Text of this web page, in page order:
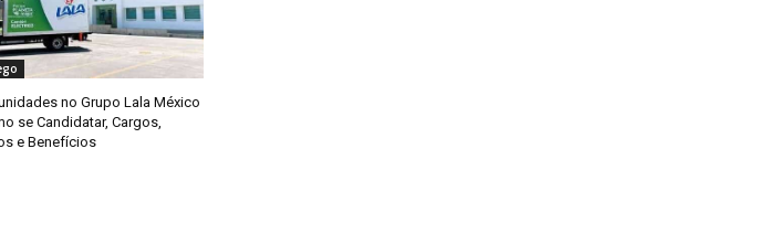
no Grupo Lala México
se Candidatar, Cargos,
e Benefícios